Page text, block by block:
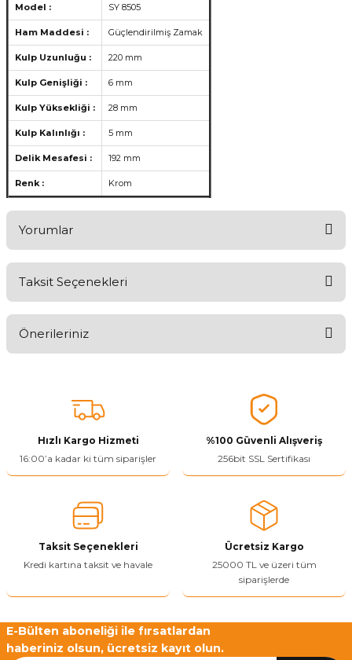
Model : SY 8505
Ham Maddesi : Güçlendirilmiş Zamak
Kulp Uzunluğu : 220 mm
Kulp Genişliği : 6 mm
Kulp Yüksekliği : 28 mm
Kulp Kalınlığı : 5 mm
Delik Mesafesi : 192 mm
Renk : Krom
Yorumlar
Taksit Seçenekleri
Önerileriniz
tarafımıza iletebilirsiniz.
Görüş ve önerileriniz için teşekkür ederiz.
Ürün resmi kalitesiz, bozuk veya görüntülenemiyor.
Ürün bilgilerinde hatalar bulunuyor.
Ürün fiyatı diğer sitelerden daha pahalı.
Bu ürüne benzer farklı alternatifler olmalı.
Yetkiliye Gönder
Hızlı Kargo Hizmeti
16:00’a kadar ki tüm siparişler
%100 Güvenli Alışveriş
256bit SSL Sertifikası
Taksit Seçenekleri
Kredi kartına taksit ve havale
Ücretsiz Kargo
25000 TL ve üzeri tüm
siparişlerde
E-Bülten aboneliği ile fırsatlardan
haberiniz olsun, ücretsiz kayıt olun.